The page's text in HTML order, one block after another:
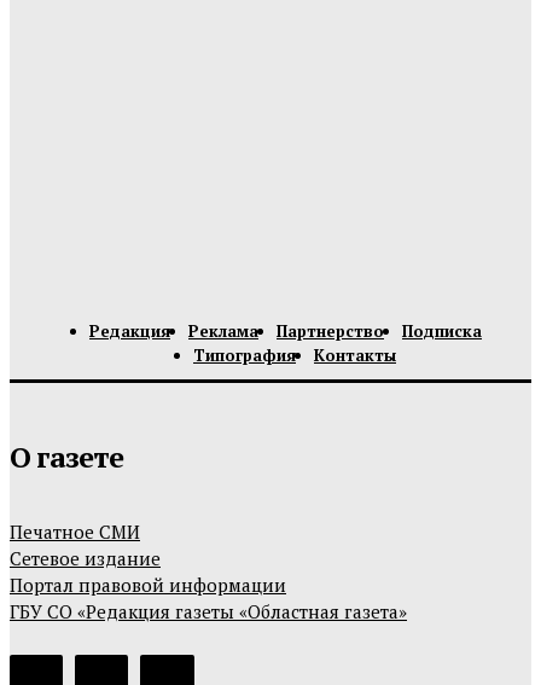
Редакция Реклама Партнерство
Подписка
Типография
Контакты
О газете
Печатное СМИ
Сетевое издание
Портал правовой информации
ГБУ СО «Редакция газеты «Областная газета»